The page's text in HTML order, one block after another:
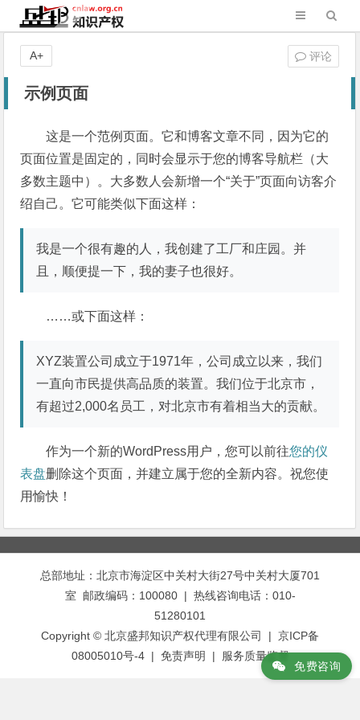
示例页面
这是一个范例页面。它和博客文章不同，因为它的
页面位置是固定的，同时会显示于您的博客导航栏（大
多数主题中）。大多数人会新增一个“关于”页面向访客介
绍自己。它可能类似下面这样：
我是一个很有趣的人，我创建了工厂和庄园。并
且，顺便提一下，我的妻子也很好。
……或下面这样：
XYZ装置公司成立于1971年，公司成立以来，我们
一直向市民提供高品质的装置。我们位于北京市，
有超过2,000名员工，对北京市有着相当大的贡献。
作为一个新的WordPress用户，您可以前往您的仪
表盘删除这个页面，并建立属于您的全新内容。祝您使
用愉快！
评论
A+
总部地址：北京市海淀区中关村大街27号中关村大厦701
室 邮政编码：100080 | 热线咨询电话：010-
51280101
Copyright © 北京盛邦知识产权代理有限公司 | 京ICP备
08005010号-4 | 免责声明 | 服务质量监督
免费咨询